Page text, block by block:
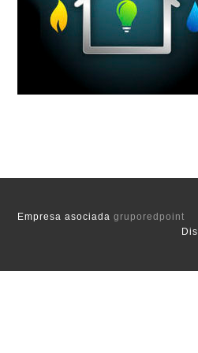
Empresa asociadagruporedpoint